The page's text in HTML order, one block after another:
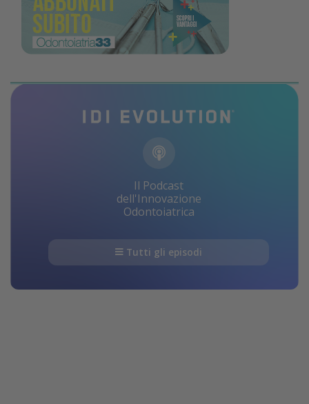
Il Podcast
dell'Innovazione
Odontoiatrica
Tutti gli episodi